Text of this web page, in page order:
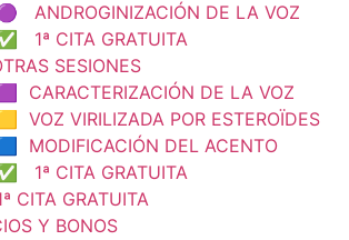
ANDROGINIZACIÓN DE LA VOZ
1ª CITA GRATUITA
SESIONES
CARACTERIZACIÓN DE LA VOZ
VOZ VIRILIZADA POR ESTEROÏDES
MODIFICACIÓN DEL ACENTO
1ª CITA GRATUITA
GRATUITA
Y BONOS